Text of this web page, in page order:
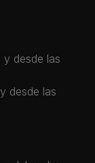
y desde las
desde las